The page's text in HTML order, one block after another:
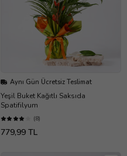
Aynı Gün Ücretsiz Teslimat
Yeşil Buket Kağıtlı Saksıda
Spatifilyum
(8)
779,99 TL